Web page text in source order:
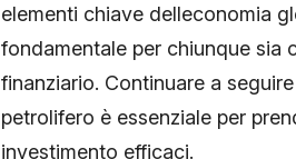
elementi chiave delleconomia
fondamentale per chiunque
finanziario. Continuare a
petrolifero è essenziale per
investimento efficaci.